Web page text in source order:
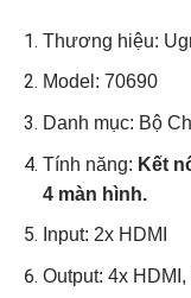
Thương hiệu:
Model: 70690
Danh mục: Bộ
Tính năng: Kết
4 màn hình.
Input: 2x HDMI
Output: 4x